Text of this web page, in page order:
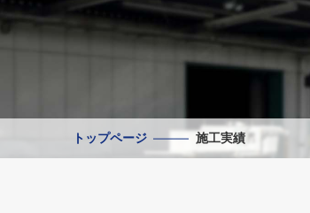
トップページ 施工実績